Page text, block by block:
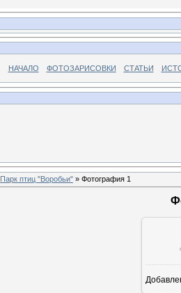
НАЧАЛО ФОТОЗАРИСОВКИ СТАТЬИ
Парк птиц "Воробьи" » Фотография 1